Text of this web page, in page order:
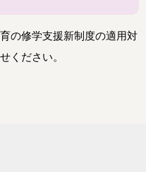
の修学支援新制度の適用対
ください。